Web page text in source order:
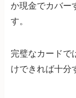
か現金でカバー
す。
完璧なカードで
けできれば十分